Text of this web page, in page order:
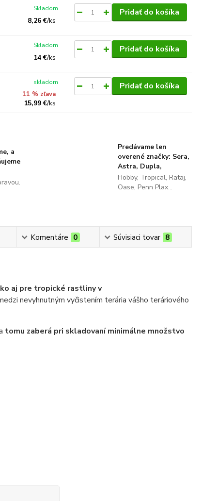
8,26 €/ks
Skladom Pridať do košíka
14 €/ks
Skladom Pridať do košíka
11 % zľava
15,99 €/ks
skladom Pridať do košíka
a
Predávame len
overené značky: Sera,
Astra, Dupla,
Hobby, Tropical, Rataj,
Oase, Penn Plax...
Komentáre 0 Súvisiaci tovar 8
aj pre tropické rastliny v
nevyhnutným vyčistením terária vášho teráriového
tomu zaberá pri skladovaní minimálne množstvo